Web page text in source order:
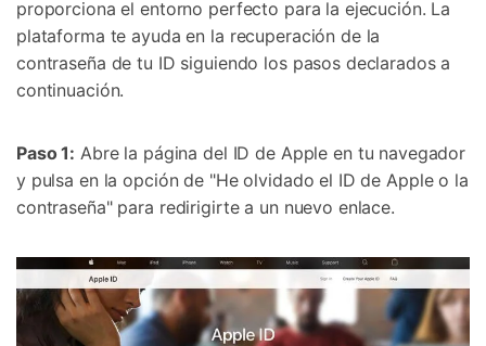
proporciona el entorno perfecto para la ejecución. La
plataforma te ayuda en la recuperación de la
contraseña de tu ID siguiendo los pasos declarados a
continuación.
Paso 1: Abre la página del ID de Apple en tu navegador
y pulsa en la opción de "He olvidado el ID de Apple o la
contraseña" para redirigirte a un nuevo enlace.